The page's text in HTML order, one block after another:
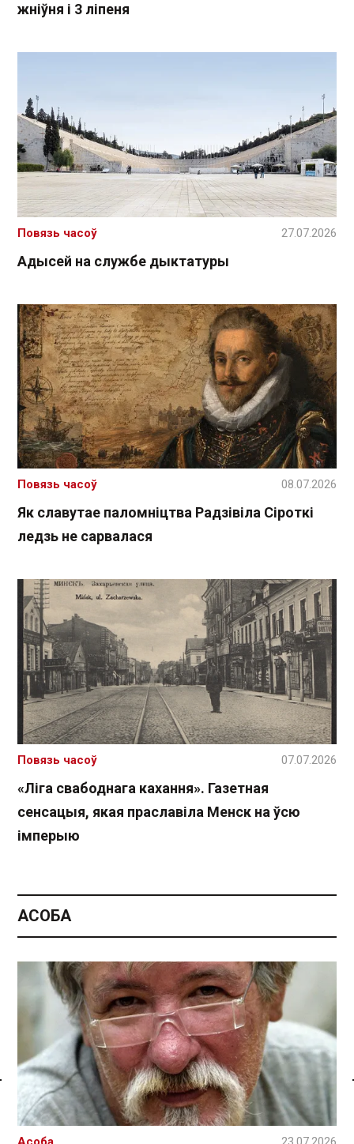
Спасылка без VPN
жніўня і 3 ліпеня
Адысей на службе дыктатуры
Повязь часоў 27.07.2026
Як славутае паломніцтва Радзівіла Сіроткі
ледзь не сарвалася
Повязь часоў 08.07.2026
«Ліга свабоднага кахання». Газетная
сенсацыя, якая праславіла Менск на ўсю
імперыю
Повязь часоў 07.07.2026
АСОБА